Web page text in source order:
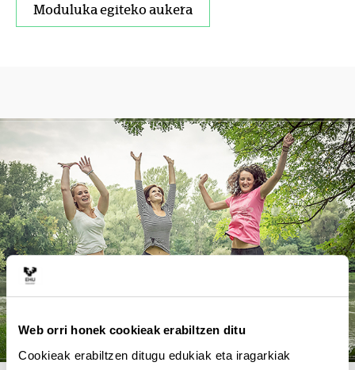
Web orri honek cookieak erabiltzen ditu
Cookieak erabiltzen ditugu edukiak eta iragarkiak
Moduluka egiteko aukera